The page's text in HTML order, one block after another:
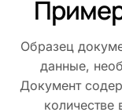
Образец
данные,
Документ
количестве